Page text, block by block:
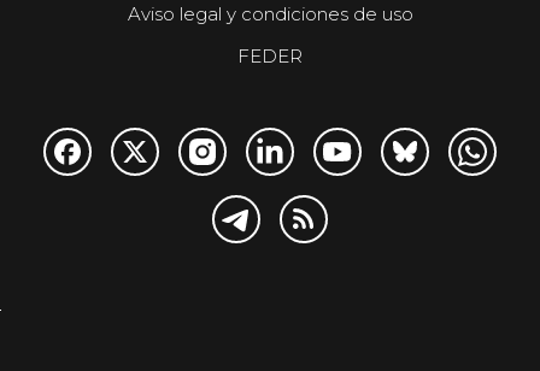
Aviso legal y condiciones de uso
FEDER